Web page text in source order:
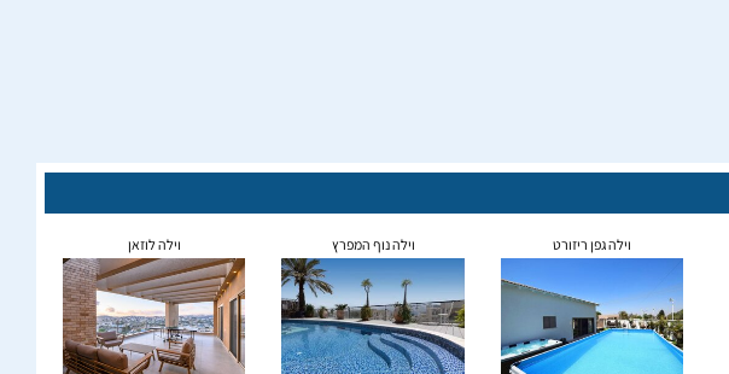
וילה גפן ריזורט וילה נוף המפרץ וילה לוזאן